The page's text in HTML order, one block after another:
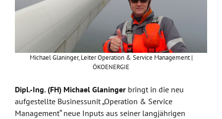
Michael Glaninger, Leiter Operation & Service Management |
ÖKOENERGIE
Dipl.-Ing. (FH) Michael Glaninger bringt in die neu
aufgestellte Businessunit „Operation & Service
Management“ neue Inputs aus seiner langjährigen